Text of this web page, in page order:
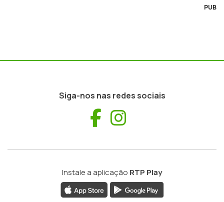
PUB
Siga-nos nas redes sociais
Facebook
Instale a aplicação RTP Play